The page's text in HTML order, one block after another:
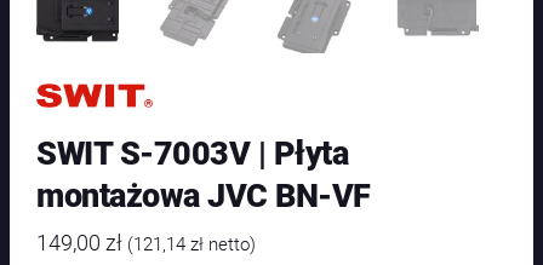
SWIT S-7003V | Płyta
montażowa JVC BN-VF
149,00 zł (121,14zł netto)